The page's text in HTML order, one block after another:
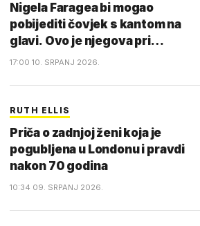
Nigela Faragea bi mogao
pobijediti čovjek s kantom na
glavi. Ovo je njegova pri…
17:00 10. SRPANJ 2026.
RUTH ELLIS
Priča o zadnjoj ženi koja je
pogubljena u Londonu i pravdi
nakon 70 godina
10:34 09. SRPANJ 2026.